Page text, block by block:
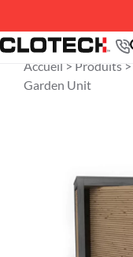
Accueil > Produits>
Garden Unit